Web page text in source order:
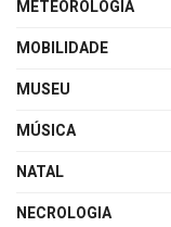
METEOROLOGIA
MOBILIDADE
MUSEU
MÚSICA
NATAL
NECROLOGIA